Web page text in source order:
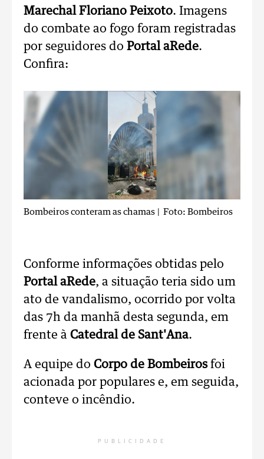
Marechal Floriano Peixoto. Imagens
do combate ao fogo foram registradas
por seguidores do Portal aRede.
Confira:
Bombeiros conteram as chamas | Foto: Bombeiros
Conforme informações obtidas pelo
Portal aRede, a situação teria sido um
ato de vandalismo, ocorrido por volta
das 7h da manhã desta segunda, em
frente à Catedral de Sant'Ana.
A equipe do Corpo de Bombeirosfoi
acionada por populares e, em seguida,
conteve o incêndio.
PUBLICIDADE